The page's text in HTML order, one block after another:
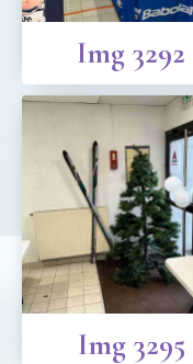
Img 3292
Img 3295